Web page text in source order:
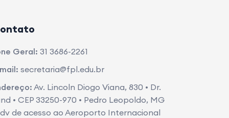
Geral: 31 3686-2261
secretaria@fpl.edu.br
Av. Lincoln Diogo Viana, 830 • Dr.
• CEP 33250-970 • Pedro Leopoldo, MG
de acesso ao Aeroporto Internacional